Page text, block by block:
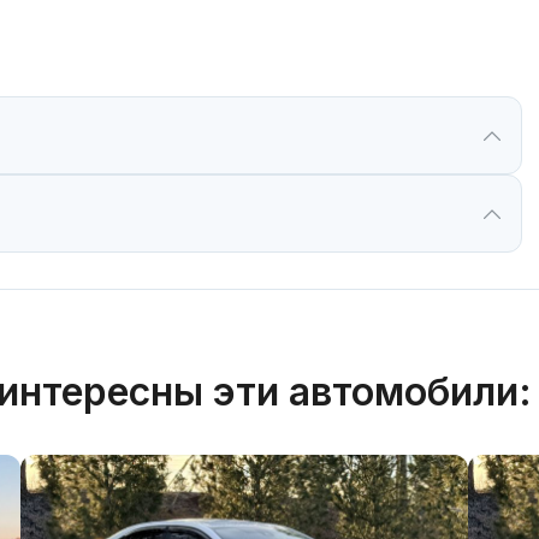
эти автомобили: